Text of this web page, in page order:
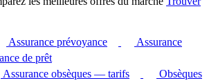
Assurance prévoyance
Assurance
de prêt
Assurance obsèques — tarifs
Obsèques